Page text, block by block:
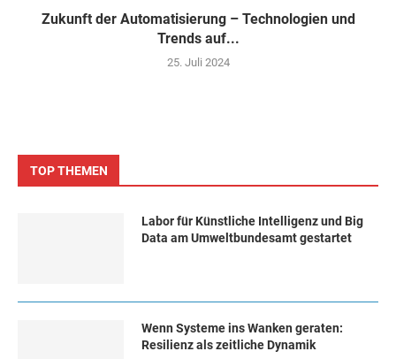
Zukunft der Automatisierung – Technologien und
Trends auf...
25. Juli 2024
TOP THEMEN
Labor für Künstliche Intelligenz und Big
Data am Umweltbundesamt gestartet
Wenn Systeme ins Wanken geraten:
Resilienz als zeitliche Dynamik